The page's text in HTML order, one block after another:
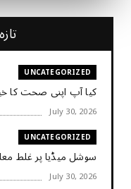
UNCATEGORIZED
کیا آپ اپنی صحت کا
July 30, 2026
UNCATEGORIZED
سوشل میڈیا پر غلط
July 30, 2026